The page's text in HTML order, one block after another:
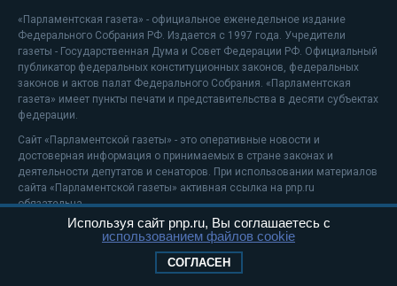
«Парламентская газета» - официальное еженедельное издание
Федерального Собрания РФ. Издается с 1997 года. Учредители
газеты - Государственная Дума и Совет Федерации РФ. Официальный
публикатор федеральных конституционных законов, федеральных
законов и актов палат Федерального Собрания. «Парламентская
газета» имеет пункты печати и представительства в десяти субъектах
федерации.
Сайт «Парламентской газеты» - это оперативные новости и
достоверная информация о принимаемых в стране законах и
деятельности депутатов и сенаторов. При использовании материалов
сайта «Парламентской газеты» активная ссылка на pnp.ru
обязательна.
На информационном ресурсе применяютсярекомендательные
Положение о защите персональных данных
Используя сайт pnp.ru, Вы соглашаетесь с
использованием файлов cookie
СОГЛАСЕН